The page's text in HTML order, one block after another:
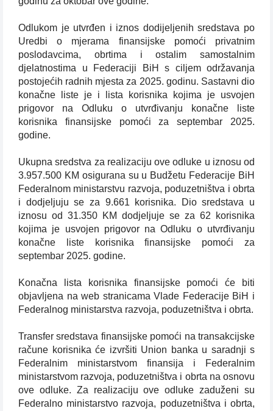
Odlukom je utvrđen i iznos dodijeljenih sredstava po
Uredbi o mjerama finansijske pomoći privatnim
poslodavcima, obrtima i ostalim samostalnim
djelatnostima u Federaciji BiH s ciljem održavanja
postojećih radnih mjesta za 2025. godinu. Sastavni dio
konačne liste je i lista korisnika kojima je usvojen
prigovor na Odluku o utvrđivanju konačne liste
korisnika finansijske pomoći za septembar 2025.
godine.
Ukupna sredstva za realizaciju ove odluke u iznosu od
3.957.500 KM osigurana su u Budžetu Federacije BiH
Federalnom ministarstvu razvoja, poduzetništva i obrta
i dodjeljuju se za 9.661 korisnika. Dio sredstava u
iznosu od 31.350 KM dodjeljuje se za 62 korisnika
kojima je usvojen prigovor na Odluku o utvrđivanju
konačne liste korisnika finansijske pomoći za
septembar 2025. godine.
Konačna lista korisnika finansijske pomoći će biti
objavljena na web stranicama Vlade Federacije BiH i
Federalnog ministarstva razvoja, poduzetništva i obrta.
Transfer sredstava finansijske pomoći na transakcijske
račune korisnika će izvršiti Union banka u saradnji s
Federalnim ministarstvom finansija i Federalnim
ministarstvom razvoja, poduzetništva i obrta na osnovu
ove odluke. Za realizaciju ove odluke zaduženi su
Federalno ministarstvo razvoja, poduzetništva i obrta,